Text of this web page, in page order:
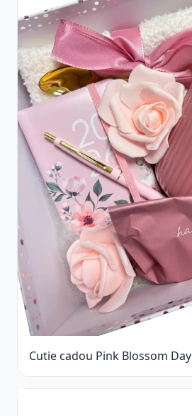
Cutie cadou Pink Blossom Day